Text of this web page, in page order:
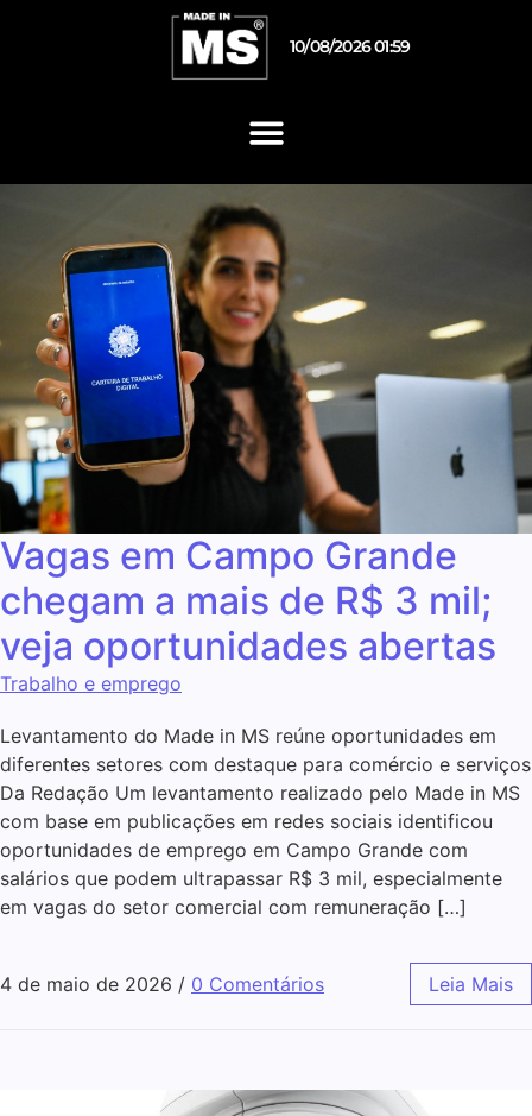
10/08/2026 01:59
Vagas em Campo Grande
chegam a mais de R$ 3 mil;
veja oportunidades abertas
Trabalho e emprego
Levantamento do Made in MS reúne oportunidades em
diferentes setores com destaque para comércio e serviços
Da Redação Um levantamento realizado pelo Made in MS
com base em publicações em redes sociais identificou
oportunidades de emprego em Campo Grande com
salários que podem ultrapassar R$ 3 mil, especialmente
em vagas do setor comercial com remuneração […]
4 de maio de 2026 / 0 Comentários Leia Mais